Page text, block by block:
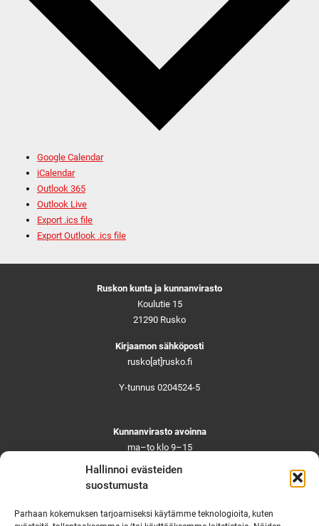
Hallinnoi evästeiden
suostumusta
Parhaan kokemuksen tarjoamiseksi käytämme teknologioita, kuten
Google Calendar
iCalendar
Outlook 365
Outlook Live
Export .ics file
Export Outlook .ics file
Ruskon kunta ja kunnanvirasto
Koulutie 15
21290 Rusko
Kirjaamon sähköposti
rusko[at]rusko.fi
Y-tunnus 0204524-5
Kunnanvirasto avoinna
ma–to klo 9–15
pe ja aattoina klo 9–14